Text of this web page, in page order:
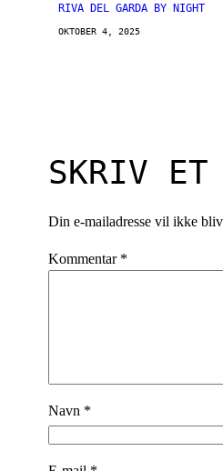
RIVA DEL GARDA BY NIGHT
OKTOBER 4, 2025
SKRIV ET
Din e-mailadresse vil ikke
Kommentar *
Navn *